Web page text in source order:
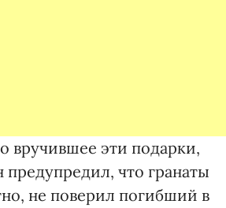
вручившее эти подарки,
предупредил, что гранаты
не поверил погибший в